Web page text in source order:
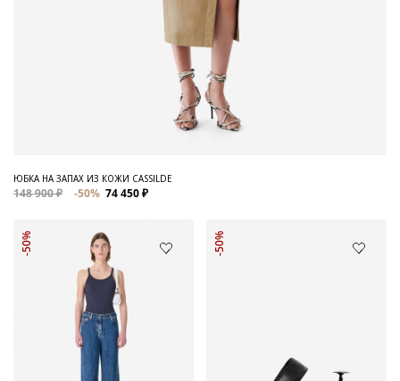
ЮБКА НА ЗАПАХ ИЗ КОЖИ CASSILDE
148 900 ₽ -50% 74 450 ₽
-50% -50%